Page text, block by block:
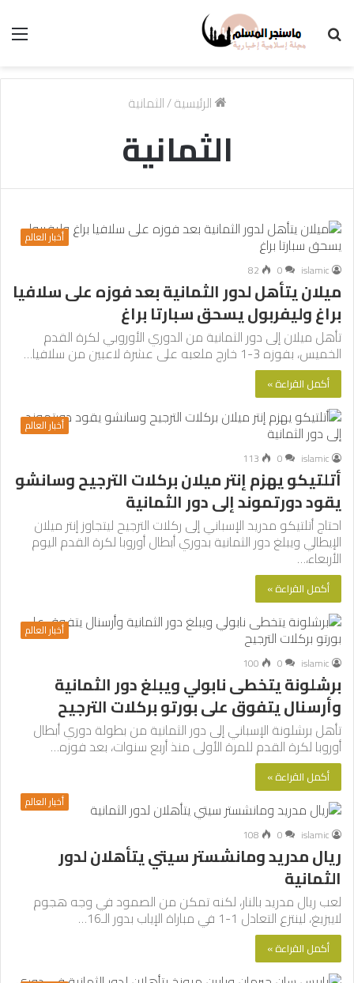
الرئيسية/الثمانية
الثمانية
أخبار العالم
islamic
0
82
ميلان يتأهل لدور الثمانية بعد فوزه على سلافيا
براغ وليفربول يسحق سبارتا براغ
تأهل ميلان إلى دور الثمانية من الدوري الأوروبي لكرة القدم
الخميس، بفوزه 3-1 خارج ملعبه على عشرة لاعبين من سلافيا…
أكمل القراءة »
أخبار العالم
islamic
0
113
أتلتيكو يهزم إنتر ميلان بركلات الترجيح وسانشو
يقود دورتموند إلى دور الثمانية
احتاج أتلتيكو مدريد الإسباني إلى ركلات الترجيح ليتجاوز إنتر ميلان
الإيطالي ويبلغ دور الثمانية بدوري أبطال أوروبا لكرة القدم اليوم
الأربعاء،…
أكمل القراءة »
أخبار العالم
islamic
0
100
برشلونة يتخطى نابولي ويبلغ دور الثمانية
وأرسنال يتفوق على بورتو بركلات الترجيح
تأهل برشلونة الإسباني إلى دور الثمانية من بطولة دوري أبطال
أوروبا لكرة القدم للمرة الأولى منذ أربع سنوات، بعد فوزه…
أكمل القراءة »
أخبار العالم
islamic
0
108
ريال مدريد ومانشستر سيتي يتأهلان لدور
الثمانية
لعب ريال مدريد بالنار، لكنه تمكن من الصمود في وجه هجوم
لايبزيغ، لينتزع التعادل 1-1 في مباراة الإياب بدور الـ16…
أكمل القراءة »